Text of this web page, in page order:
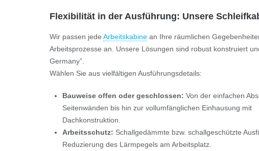
Flexibilität in der Ausführung: Unsere
Wir passen jede Arbeitskabinean Ihre räumlichen
Arbeitsprozesse an. Unsere Lösungen sind robust konstruiert
Germany”.
Wählen Sie aus vielfältigen Ausführungsdetails:
Bauweise offen oder geschlossen: Von der einfachen
Seitenwänden bis hin zur vollumfänglichen Einhausung mit
Dachkonstruktion.
Arbeitsschutz: Schallgedämmte bzw. schallgeschützte
Reduzierung des Lärmpegels am Arbeitsplatz.